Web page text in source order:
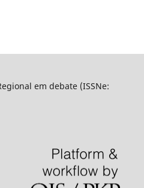
em debate (ISSNe: